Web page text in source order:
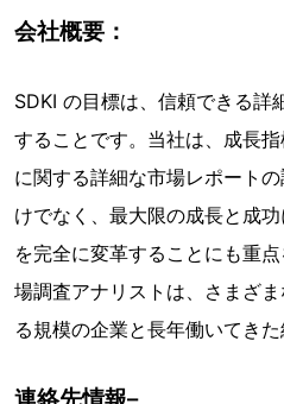
会社概要：
SDKI の目標は、信頼できる詳
することです。当社は、成長
に関する詳細な市場レポート
けでなく、最大限の成長と成
を完全に変革することにも重
場調査アナリストは、さまざ
る規模の企業と長年働いてきた
連絡先情報–